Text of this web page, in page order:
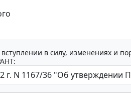
в силу, изменениях и